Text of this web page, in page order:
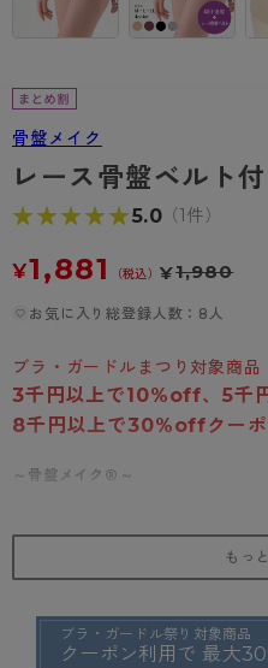
タイツ
- 柄タイツ
- ひざ下丈タイツ
- 着圧タイツ
ソックス・靴下
- レギュラーショーツ
肌着・インナー
- 長袖（七分袖以上）
- タンクトップ
- カップ付きインナー
- スポーツブラ
雑貨・小物
レギュラーショーツ
hotto comfort
スクールタイム
みんなの、みんなの。
CLINICAL
ハイジュニ
よくある質問（FAQ）
配送方法について
返品・交換について
お問い合わせについて
骨盤メイク
レース骨盤ベルト
★★★★★
★★★★★5.0（1件）
¥1,881 （税込） ¥1,980
お気に入り総登録人数：8人
ブラ・ガードルまつり対象商品
3千円以上で10%off、5千
8千円以上で30%offクーポ
～骨盤メイク®～
レース仕様ベルトで骨盤を引き締め
っきり見せ！
ブラ・ガードル祭り対象商品
クーポン利用で 最大